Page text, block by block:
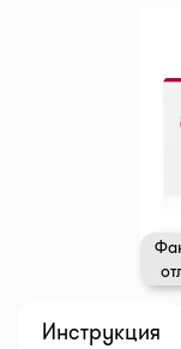
Инструкция